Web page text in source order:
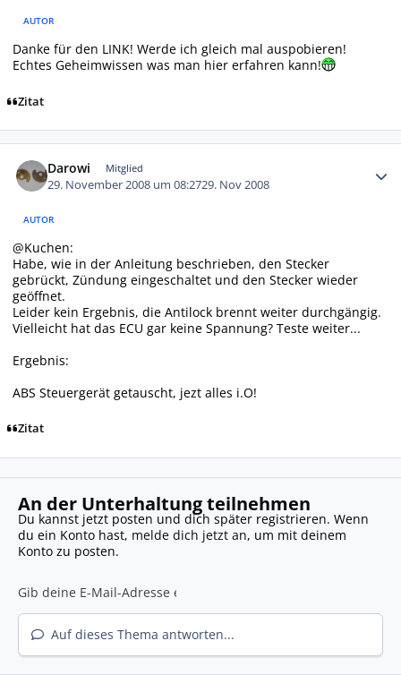
AUTOR
Danke für den LINK! Werde ich gleich mal auspobieren!
Echtes Geheimwissen was man hier erfahren kann!
Zitat
Darowi Mitglied
29. November 2008 um 08:2729. Nov 2008
AUTOR
@Kuchen:
Habe, wie in der Anleitung beschrieben, den Stecker
gebrückt, Zündung eingeschaltet und den Stecker wieder
geöffnet.
Leider kein Ergebnis, die Antilock brennt weiter durchgängig.
Vielleicht hat das ECU gar keine Spannung? Teste weiter...
Ergebnis:
ABS Steuergerät getauscht, jezt alles i.O!
Zitat
An der Unterhaltung teilnehmen
Du kannst jetzt posten und dich später registrieren. Wenn
du ein Konto hast, melde dich jetzt an, um mit deinem
Konto zu posten.
Auf dieses Thema antworten...